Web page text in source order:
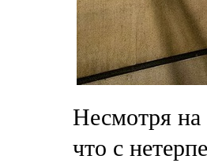
Несмотря
что с